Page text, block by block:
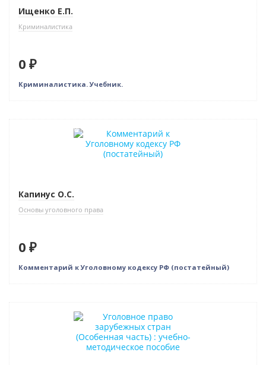
Ищенко Е.П.
Криминалистика
0 ₽
Криминалистика. Учебник.
Нет в наличии
Капинус О.С.
Основы уголовного права
0 ₽
Комментарий к Уголовному кодексу РФ (постатейный)